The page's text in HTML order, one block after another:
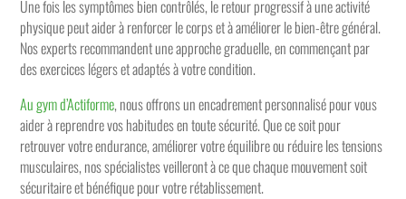
Une fois les symptômes bien contrôlés, le retour progressif à une activité
physique peut aider à renforcer le corps et à améliorer le bien-être général.
Nos experts recommandent une approche graduelle, en commençant par
des exercices légers et adaptés à votre condition.
Au gym d’Actiforme, nous offrons un encadrement personnalisé pour vous
aider à reprendre vos habitudes en toute sécurité. Que ce soit pour
retrouver votre endurance, améliorer votre équilibre ou réduire les tensions
musculaires, nos spécialistes veilleront à ce que chaque mouvement soit
sécuritaire et bénéfique pour votre rétablissement.